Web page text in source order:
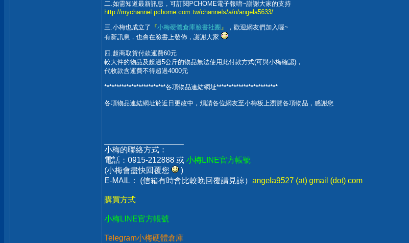
二.如需知道最新訊息，可訂閱PCHOME電子報唷~謝謝大家的支持
http://mychannel.pchome.com.tw/channels/a/n/angela5633/
三.小梅也成立了 『小梅硬體倉庫臉書社團 』
，歡迎網友們加入喔~
有新訊息，也會在臉書上發佈，謝謝大家
四.超商取貨付款運費60元
較大件的物品及超過5公斤的物品無法使用此付款方式(可與小梅確認)，
代收款含運費不得超過4000元
*************************各項物品連結網址*************************
各項物品連結網址於近日更改中，煩請各位網友至小梅板上瀏覽各項物品，感謝您
小梅的聯絡方式：
電話：0915-212888 或 小梅LINE官方帳號
(小梅會盡快回覆您
)
E-MAIL： (信箱有時會比較晚回覆請見諒） angela9527 (at) gmail (dot) com
購買方式
小梅LINE官方帳號
Telegram小梅硬體倉庫